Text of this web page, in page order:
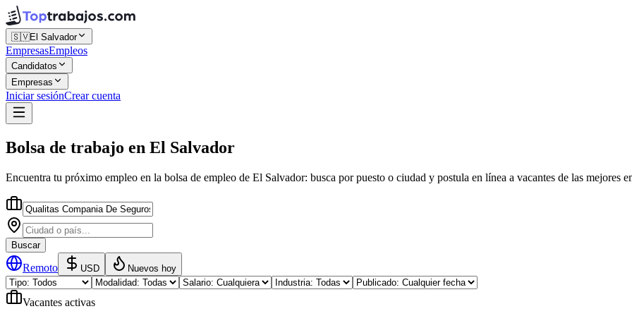
🇸🇻El Salvador
EmpresasEmpleos
Candidatos
Empresas
Iniciar sesiónCrear cuenta
Bolsa de trabajo en El Salvador
Encuentra tu próximo empleo en la bolsa de empleo de El Salvador: busca por puesto o ciudad y postula en línea a vacantes de las mejores
Buscar
Remoto USD Nuevos hoy
Vacantes activas